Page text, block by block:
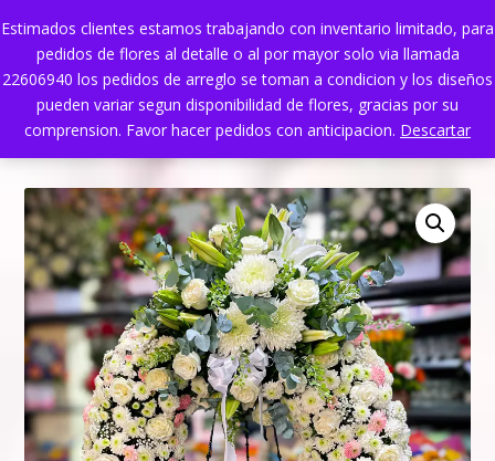
Estimados clientes estamos trabajando con inventario limitado, para
pedidos de flores al detalle o al por mayor solo via llamada
22606940 los pedidos de arreglo se toman a condicion y los diseños
pueden variar segun disponibilidad de flores, gracias por su
comprension. Favor hacer pedidos con anticipacion. Descartar